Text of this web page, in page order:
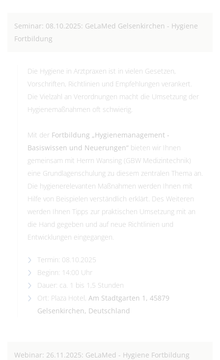
Seminar: 08.10.2025: GeLaMed Gelsenkirchen - Hygiene
Fortbildung
Die Hygiene in Arztpraxen ist in vielen Gesetzen,
Vorschriften, Richtlinien und Empfehlungen verankert.
Die Vielzahl an Verordnungen macht die Umsetzung der
Hygienemaßnahmen oft schwierig.
Mit der Fortbildung „Hygienemanagement -
Basiswissen und Neuerungen“ bieten wir Ihnen
gemeinsam mit Herrn Wansing (GBW Medizintechnik)
eine Grundlagenschulung zu diesem zentralen Thema an.
Die hygienerelevanten Maßnahmen werden Ihnen mit
Hilfe von Beispielen verständlich erklärt. Des Weiteren
werden Ihnen Tipps zur praktischen Umsetzung mit an
die Hand gegeben und auf neue Richtlinien und
Entwicklungen eingegangen.
Termin: 08.10.2025
Beginn: 14:00 Uhr
Dauer: ca. 1 bis 1,5 Stunden
Ort: Plaza Hotel, Am Stadtgarten 1, 45879
Gelsenkirchen, Deutschland
Webinar: 26.11.2025: GeLaMed - Hygiene Fortbildung